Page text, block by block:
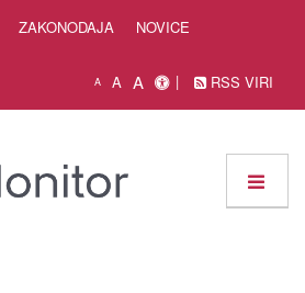
ZAKONODAJA NOVICE
A A A RSS VIRI